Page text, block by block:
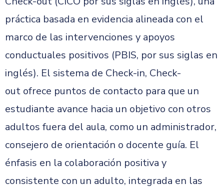
práctica basada en evidencia alineada con el
marco de las intervenciones y apoyos
conductuales positivos (PBIS, por sus siglas en
inglés). El sistema de Check-in, Check-
out ofrece puntos de contacto para que un
estudiante avance hacia un objetivo con otros
adultos fuera del aula, como un administrador,
consejero de orientación o docente guía. El
énfasis en la colaboración positiva y
consistente con un adulto, integrada en las